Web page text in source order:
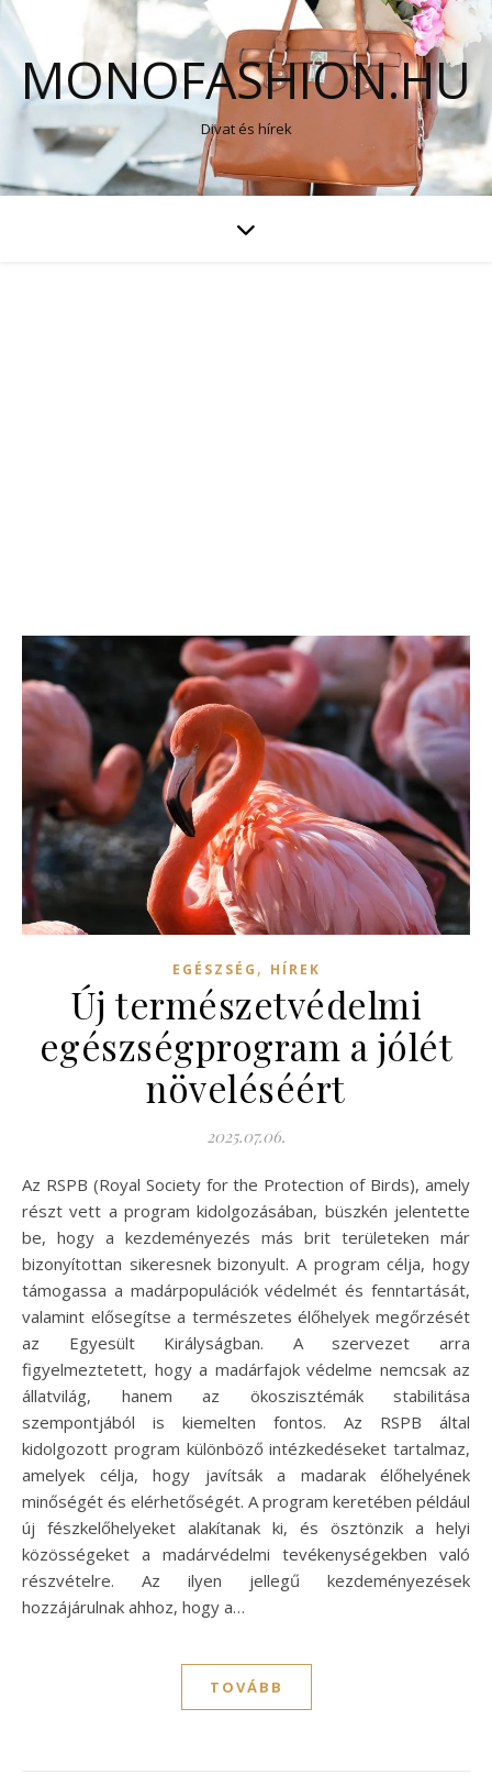
MONOFASHION.HU
Divat és hírek
EGÉSZSÉG , HÍREK
Új természetvédelmi
egészségprogram a jólét
növeléséért
2025.07.06.
Az RSPB (Royal Society for the Protection of Birds), amely
részt vett a program kidolgozásában, büszkén jelentette
be, hogy a kezdeményezés más brit területeken már
bizonyítottan sikeresnek bizonyult. A program célja, hogy
támogassa a madárpopulációk védelmét és fenntartását,
valamint elősegítse a természetes élőhelyek megőrzését
az Egyesült Királyságban. A szervezet arra
figyelmeztetett, hogy a madárfajok védelme nemcsak az
állatvilág, hanem az ökoszisztémák stabilitása
szempontjából is kiemelten fontos. Az RSPB által
kidolgozott program különböző intézkedéseket tartalmaz,
amelyek célja, hogy javítsák a madarak élőhelyének
minőségét és elérhetőségét. A program keretében például
új fészkelőhelyeket alakítanak ki, és ösztönzik a helyi
közösségeket a madárvédelmi tevékenységekben való
részvételre. Az ilyen jellegű kezdeményezések
hozzájárulnak ahhoz, hogy a…
TOVÁBB